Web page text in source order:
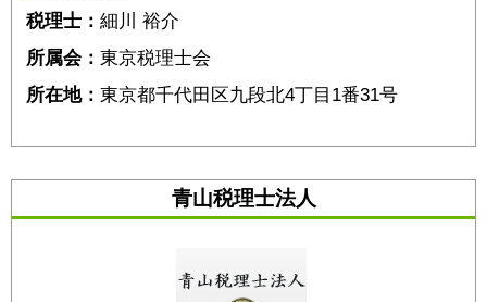
税理士： 細川 裕介
所属会： 東京税理士会
所在地： 東京都千代田区九段北4丁目1番31号
青山税理士法人